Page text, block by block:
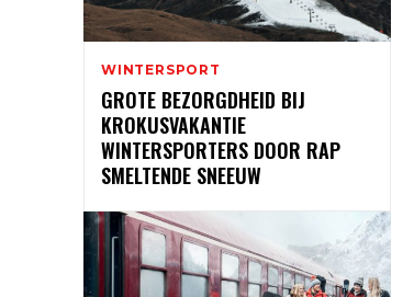
WINTERSPORT
GROTE BEZORGDHEID BIJ
KROKUSVAKANTIE
WINTERSPORTERS DOOR RAP
SMELTENDE SNEEUW